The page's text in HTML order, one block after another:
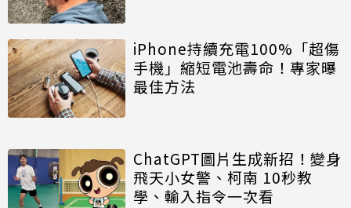
iPhone持續充電100%「超傷
手機」縮短電池壽命！專家曝
最佳方法
ChatGPT圖片生成新招！變身
飛天小女警、柯南 10秒教
學、輸入指令一次看